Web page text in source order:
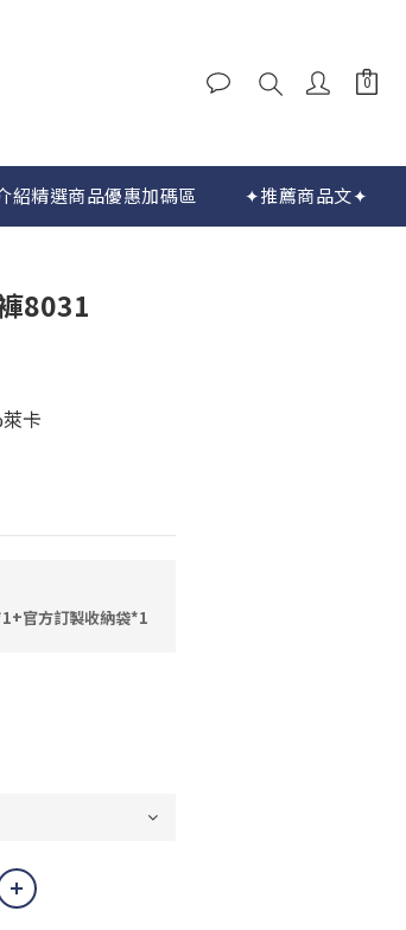
紹精選商品優惠加碼區 ✦推薦商品文✦
8031
卡
官方訂製收納袋*1